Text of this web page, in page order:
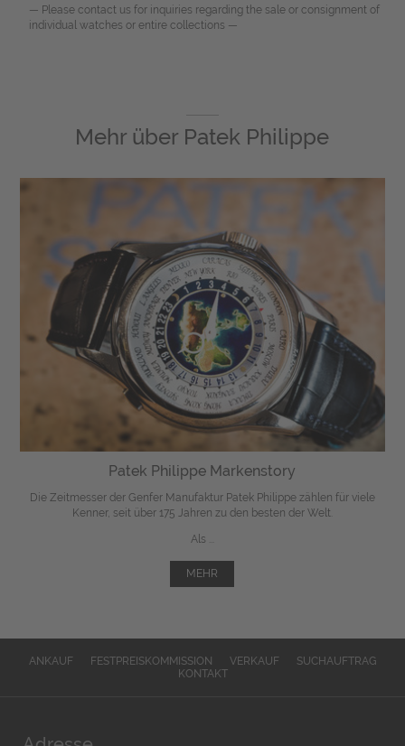
— Please contact us for inquiries regarding the sale or consignment of
individual watches or entire collections —
Mehr über Patek Philippe
Patek Philippe Markenstory
Die Zeitmesser der Genfer Manufaktur Patek Philippe zählen für viele
Kenner, seit über 175 Jahren zu den besten der Welt.
Als ...
MEHR
ANKAUF FESTPREISKOMMISSION VERKAUF
SUCHAUFTRAG
KONTAKT